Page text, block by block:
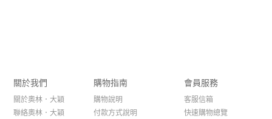
關於我們
關於奧林．大穎
聯絡奧林．大穎
購物指南
購物說明
付款方式說明
會員服務
客服信箱
快速購物總覽